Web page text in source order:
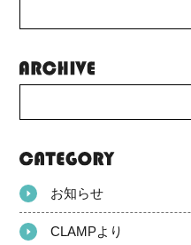
お知らせ
CLAMPより